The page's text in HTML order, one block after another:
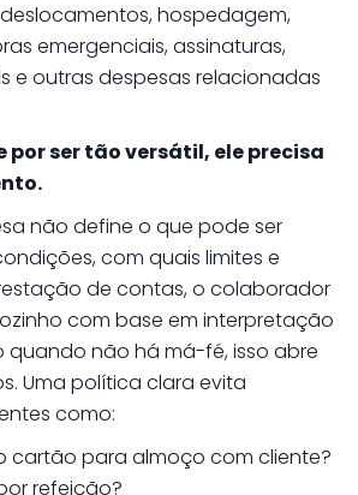
hospedagem,
emergenciais, assinaturas,
e outras despesas relacionadas
por ser tão versátil, ele precisa
não define o que pode ser
com quais limites e
de contas, o colaborador
com base em interpretação
quando não há má-fé, isso abre
Uma política clara evita
como:
cartão para almoço com cliente?
refeição?